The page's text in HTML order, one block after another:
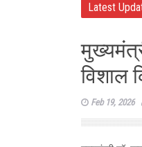
Latest
को नई दिशा, ढाई साल में लाखों
विशाल
Feb 19, 2026